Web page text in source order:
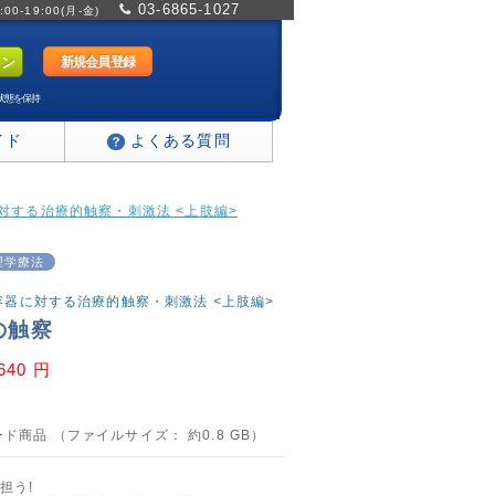
19:00(月-金) 03-6865-1027
新規会員登録
態を保持
よくある質問
する治療的触察・刺激法 <上肢編>
学療法
に対する治療的触察・刺激法 <上肢編>
触察
円
ド商品 （ファイルサイズ： 約0.8 GB）
う!